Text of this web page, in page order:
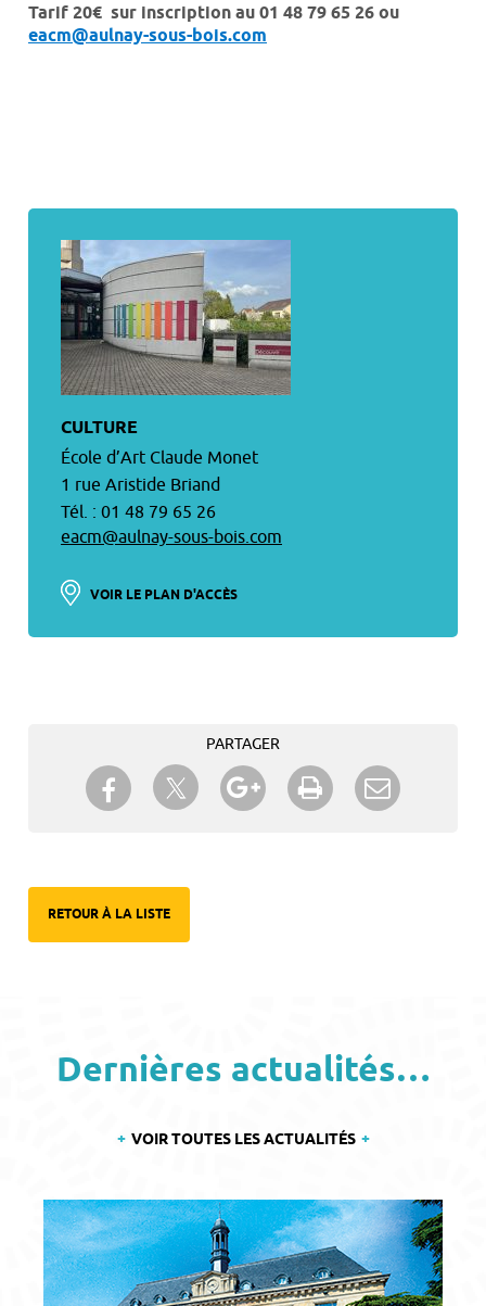
Tarif 20€ sur inscription au 01 48 79 65 26 ou
eacm@aulnay-sous-bois.com
CULTURE
École d’Art Claude Monet
1 rue Aristide Briand
Tél. : 01 48 79 65 26
eacm@aulnay-sous-bois.com
VOIR LE PLAN D'ACCÈS
PARTAGER
Partager sur Facebook
Partager sur TwitterPartager sur Google+
Imprimer
RETOUR À LA LISTE
Dernières actualités…
VOIR TOUTES LES ACTUALITÉS